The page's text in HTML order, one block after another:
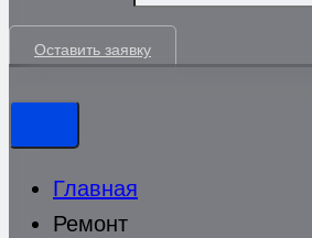
Оставить заявку
Главная
Ремонт